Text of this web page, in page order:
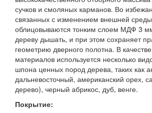
сучков и смоляных карманов. Во
связанных с изменением внешней
облицовываются тонким слоем МДФ 3
дереву дышать, и при этом сохраняет
геометрию дверного полотна. В
материалов используется несколько
шпона ценных пород дерева, таких как
дальневосточный, американский орех,
дерево), черный абрикос, дуб, венге.
Покрытие: